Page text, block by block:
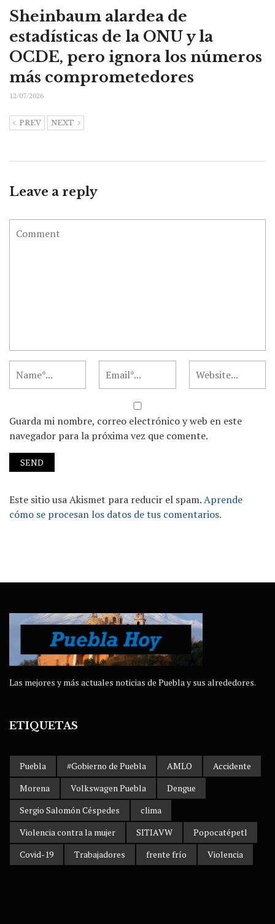
Sheinbaum alardea de
estadísticas de la ONU y la
OCDE, pero ignora los números
más comprometedores
12/07/2026
PREV NEXT
Leave a reply
Guarda mi nombre, correo electrónico y web en este
navegador para la próxima vez que comente.
Este sitio usa Akismet para reducir el spam.Aprende
cómo se procesan los datos de tus comentarios.
Las mejores y más actuales noticias de Puebla y sus alrededores.
ETIQUETAS
Puebla #Gobierno de Puebla AMLO
Accidente
Morena
Volkswagen Puebla
Dengue
Sergio Salomón Céspedes
clima
Violencia contra la mujer
SITIAVW
Popocatépetl
Covid-19
Trabajadores frente frío Violencia